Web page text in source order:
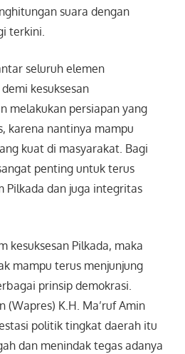
suara dengan
terkini.
seluruh elemen
kesuksesan
melakukan persiapan yang
karena nantinya mampu
kuat di masyarakat. Bagi
penting untuk terus
Pilkada dan juga integritas
kesuksesan Pilkada, maka
mampu terus menjunjung
prinsip demokrasi.
(Wapres) K.H. Ma’ruf Amin
politik tingkat daerah itu
dan menindak tegas adanya